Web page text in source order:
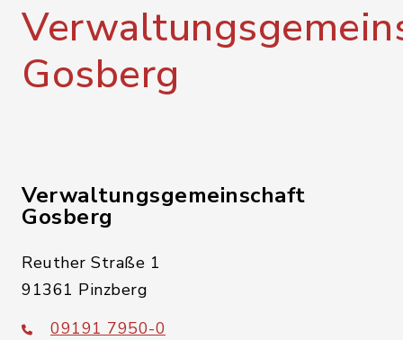
Gosberg
Verwaltungsgemeinschaft
Gosberg
Reuther Straße 1
91361 Pinzberg
09191 7950-0